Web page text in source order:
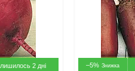
2 дні –5%